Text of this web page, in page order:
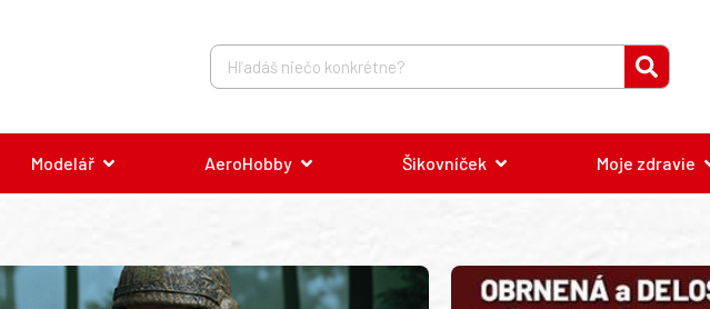
Modelář AeroHobby Šikovníček Moje zdravie